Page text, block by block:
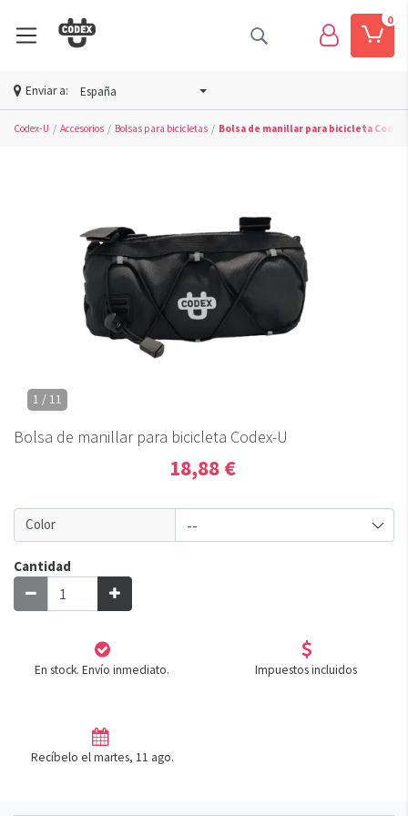
0
Enviar a: España
Codex-U Accesorios Bolsas para bicicletas Bolsa de manillar para bicicleta
1 / 11
Bolsa de manillar para bicicleta Codex-U
18,88 €
Color
Cantidad
En stock. Envío inmediato. Impuestos incluidos
Recíbelo el martes, 11 ago.